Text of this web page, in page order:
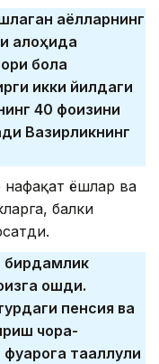
аёлларнинг
алоҳида
бола
икки йилдаги
40 фоизини
Вазирликнинг
нафақат ёшлар ва
балки
бирдамлик
ошди.
пенсия ва
чора-
тааллуқли